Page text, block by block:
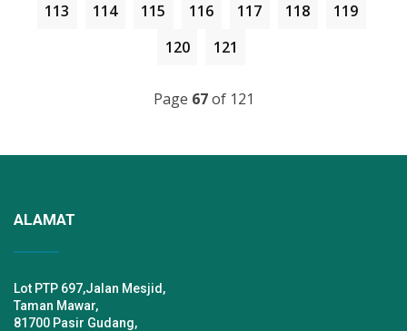
113
114 115 116 117 118
119
120
121
Page 67of 121
ALAMAT
Lot PTP 697,Jalan Mesjid,
Taman Mawar,
81700 Pasir Gudang,